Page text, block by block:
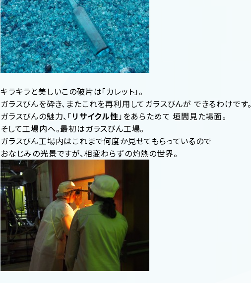
キラキラと美しいこの破片は「カレット」。
ガラスびんを砕き、またこれを再利用してガラスびんが できるわけです。
ガラスびんの魅力、「リサイクル性」をあらためて 垣間見た場面。
そして工場内へ。最初はガラスびん工場。
ガラスびん工場内はこれまで何度か見せてもらっているので
おなじみの光景ですが、相変わらずの灼熱の世界。